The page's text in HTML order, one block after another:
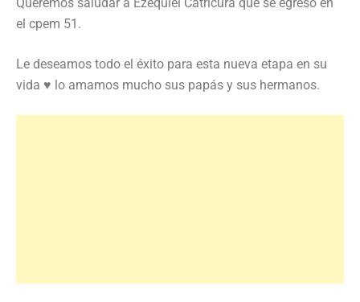
el cpem 51.
Le deseamos todo el éxito para esta nueva etapa en su
vida ♥️ lo amamos mucho sus papás y sus hermanos.